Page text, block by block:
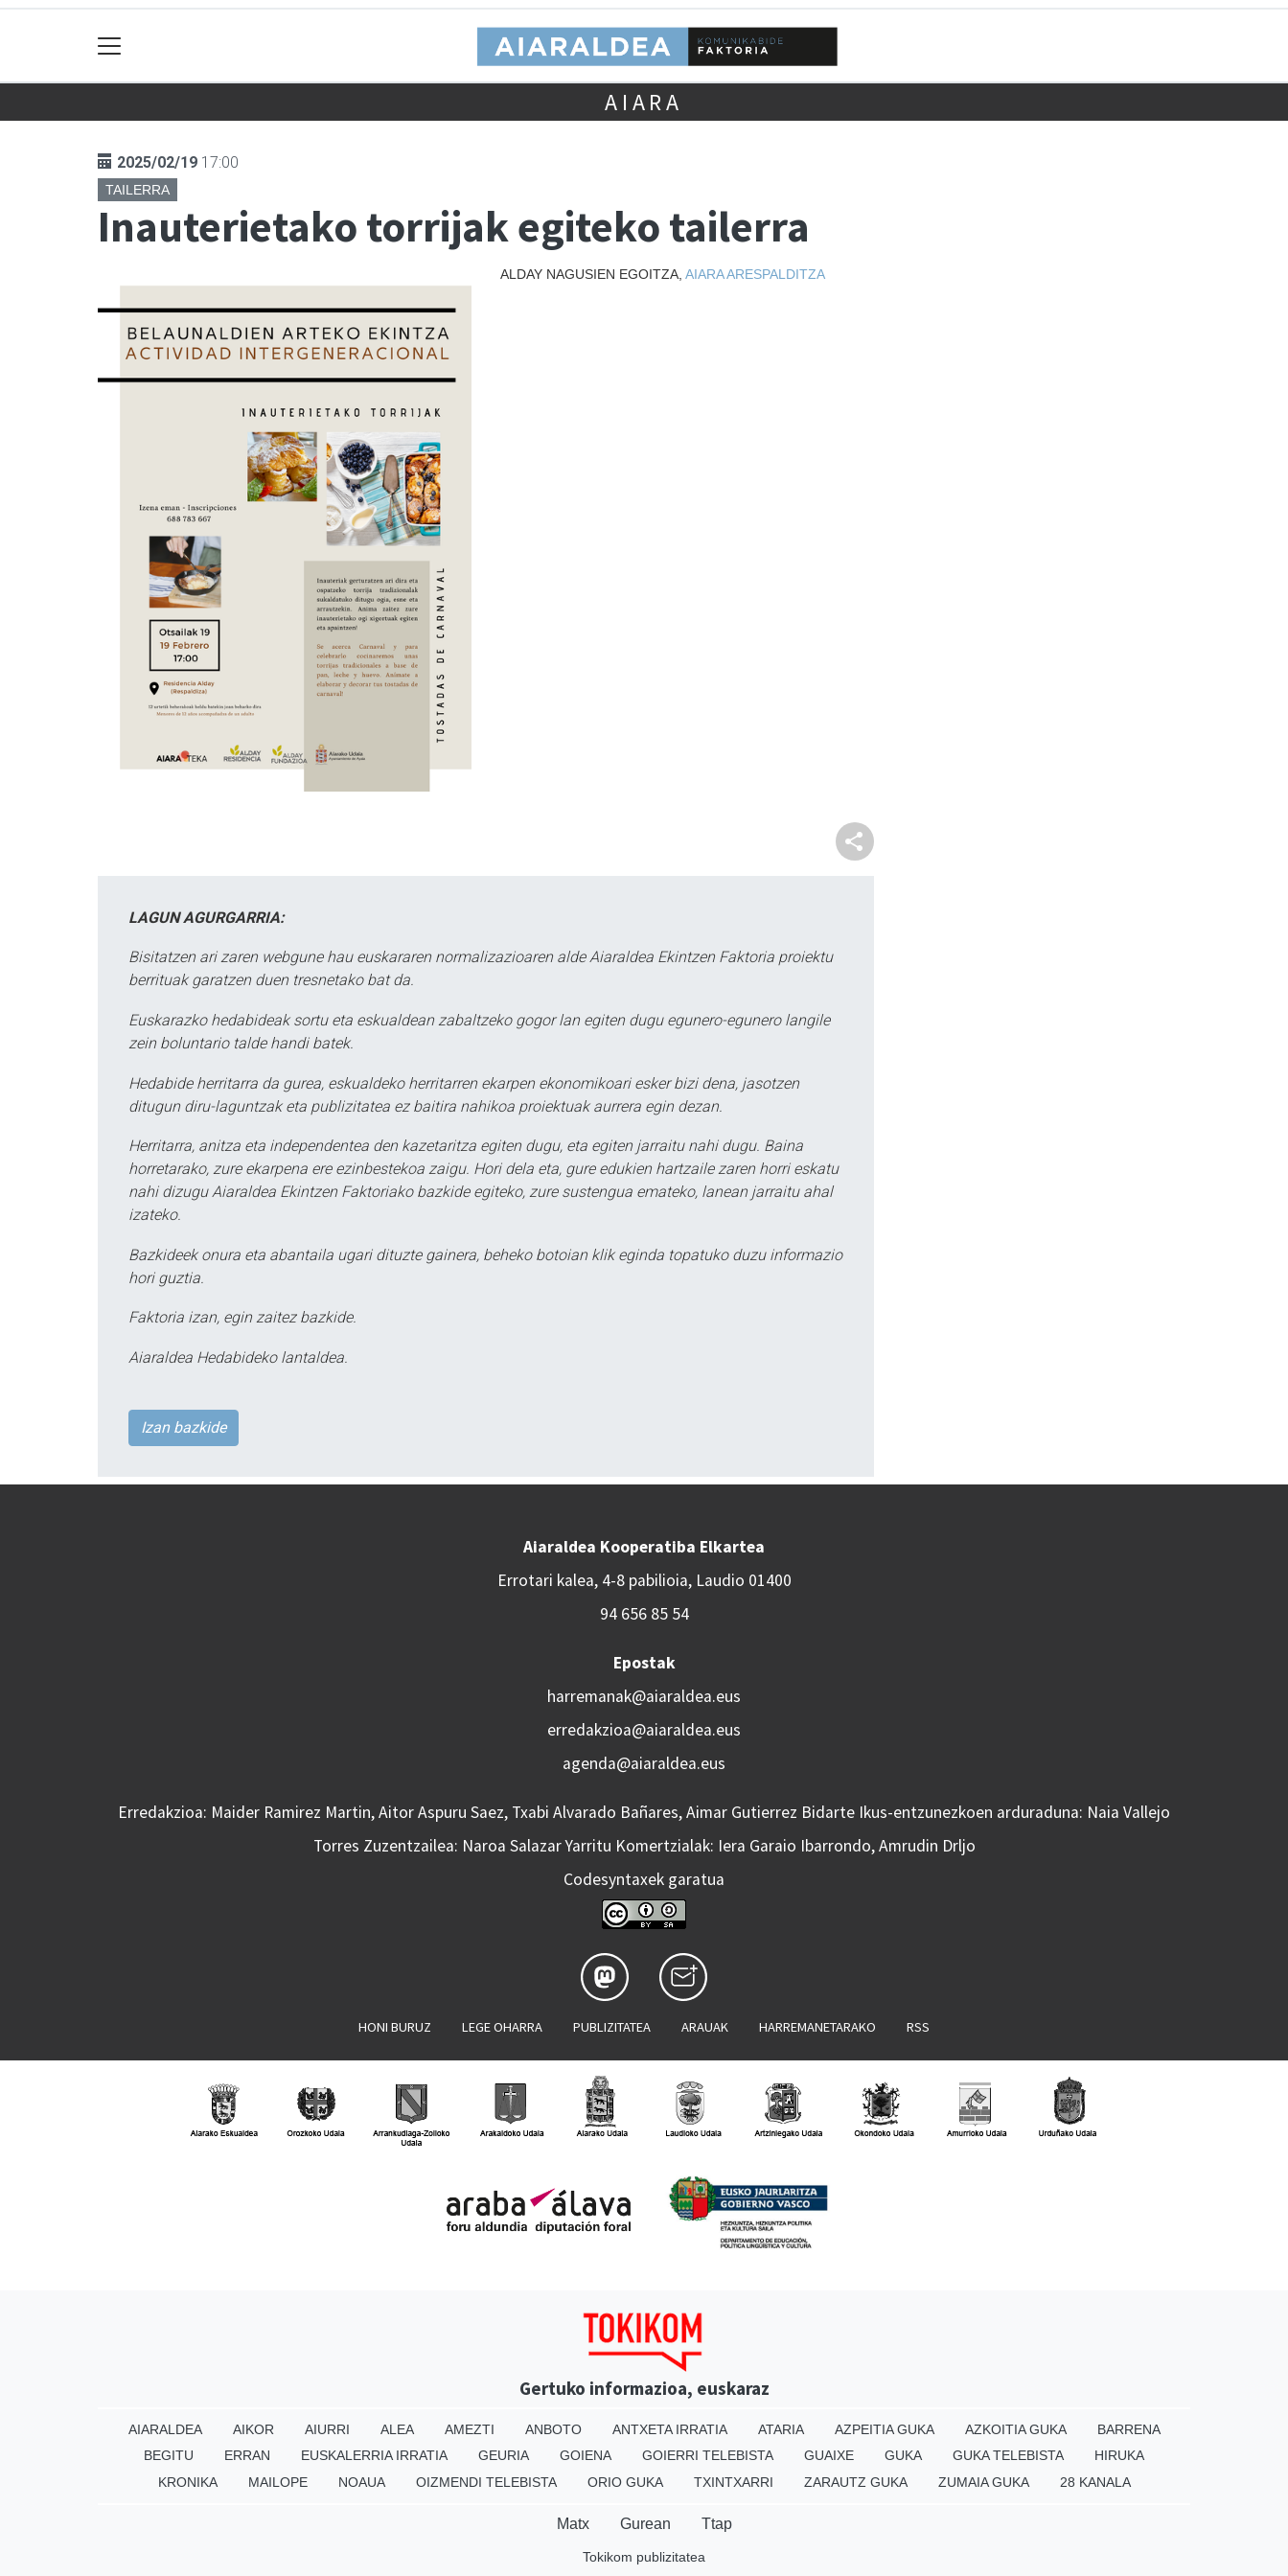
AIARA
2025/02/19 17:00
TAILERRA
Inauterietako torrijak egiteko tailerra
ALDAY NAGUSIEN EGOITZA, AIARAARESPALDITZA
LAGUN AGURGARRIA:
Bisitatzen ari zaren webgune hau euskararen normalizazioaren alde Aiaraldea Ekintzen Faktoria proiektu
berrituak garatzen duen tresnetako bat da.
Euskarazko hedabideak sortu eta eskualdean zabaltzeko gogor lan egiten dugu egunero-egunero langile
zein boluntario talde handi batek.
Hedabide herritarra da gurea, eskualdeko herritarren ekarpen ekonomikoari esker bizi dena, jasotzen
ditugun diru-laguntzak eta publizitatea ez baitira nahikoa proiektuak aurrera egin dezan.
Herritarra, anitza eta independentea den kazetaritza egiten dugu, eta egiten jarraitu nahi dugu. Baina
horretarako, zure ekarpena ere ezinbestekoa zaigu. Hori dela eta, gure edukien hartzaile zaren horri eskatu
nahi dizugu Aiaraldea Ekintzen Faktoriako bazkide egiteko, zure sustengua emateko, lanean jarraitu ahal
izateko.
Bazkideek onura eta abantaila ugari dituzte gainera, beheko botoian klik eginda topatuko duzu informazio
hori guztia.
Faktoria izan, egin zaitez bazkide.
Aiaraldea Hedabideko lantaldea.
Izan bazkide
Aiaraldea Kooperatiba Elkartea
Errotari kalea, 4-8 pabilioia, Laudio 01400
94 656 85 54
Epostak
harremanak@aiaraldea.eus
erredakzioa@aiaraldea.eus
agenda@aiaraldea.eus
Erredakzioa: Maider Ramirez Martin, Aitor Aspuru Saez, Txabi Alvarado Bañares, Aimar Gutierrez Bidarte Ikus-entzunezkoen arduraduna: Naia Vallejo
Torres Zuzentzailea: Naroa Salazar Yarritu Komertzialak: Iera Garaio Ibarrondo, Amrudin Drljo
Codesyntaxek garatua
HONI BURUZ LEGE OHARRA PUBLIZITATEA ARAUAK HARREMANETARAKO RSS
Gertuko informazioa, euskaraz
AIARALDEA AIKOR AIURRI ALEA AMEZTI ANBOTO ANTXETA IRRATIA ATARIA AZPEITIA GUKA AZKOITIA GUKA
BARRENA
BEGITU
ERRAN EUSKALERRIA IRRATIA GEURIA GOIENA GOIERRI TELEBISTA GUAIXE GUKA GUKA TELEBISTA
HIRUKA
KRONIKA
MAILOPE NOAUA OIZMENDI TELEBISTA ORIO GUKA TXINTXARRI ZARAUTZ GUKA ZUMAIA GUKA 28 KANALA
Matx Gurean Ttap
Tokikom publizitatea